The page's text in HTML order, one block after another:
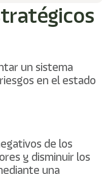
un sistema
en el estado
de los
y disminuir los
una